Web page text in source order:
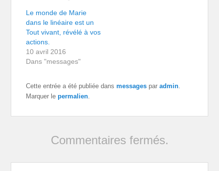
Le monde de Marie
dans le linéaire est un
Tout vivant, révélé à vos
actions.
10 avril 2016
Dans "messages"
Cette entrée a été publiée dansmessages paradmin.
Marquer lepermalien.
Commentaires fermés.